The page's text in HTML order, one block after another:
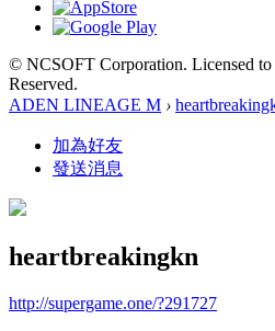
© NCSOFT Corporation. Licensed
Reserved.
ADEN LINEAGE M ›
加為好友
發送消息
heartbreakingkn
http://supergame.one/?291727